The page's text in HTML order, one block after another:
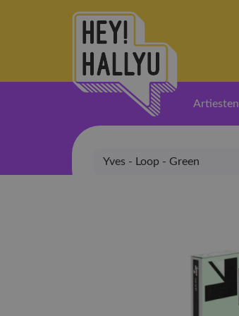
Artiesten
Yves - Loop - Green